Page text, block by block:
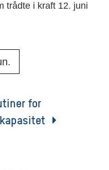
trådte i kraft 12. juni
for